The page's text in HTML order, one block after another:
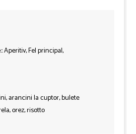
Aperitiv, Fel principal,
arancini la cuptor, bulete
orez, risotto